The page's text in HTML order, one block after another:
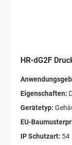
HR-dG2F
Eigenschaften:
Gerätetyp:
EU-
IP Schutzart: 54